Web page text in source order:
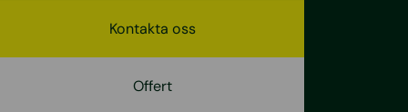
Kontakta oss
Offert